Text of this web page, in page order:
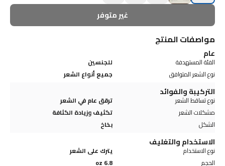
غير متوفر
مواصفات المنتج
عام
الفئة المستهدفة
للجنسين
نوع الشعر المتوافق
جميع أنواع الشعر
التركيبة والفوائد
نوع تساقط الشعر
ترقق عام في الشعر
مشكلات الشعر
تكثيف وزيادة الكثافة
الشكل
بخاخ
الاستخدام والتغليف
نوع الاستخدام
يترك على الشعر
الحجم
6.8 oz